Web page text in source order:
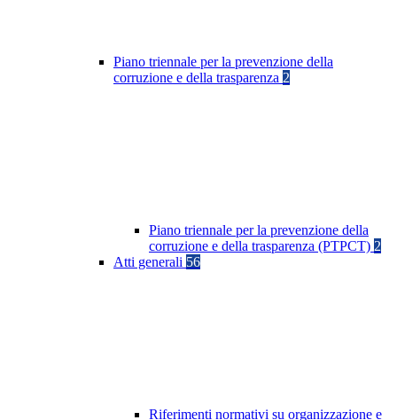
Piano triennale per la prevenzione della
corruzione e della trasparenza 2
Piano triennale per la prevenzione della
corruzione e della trasparenza (PTPCT) 2
Atti generali 56
Riferimenti normativi su organizzazione e